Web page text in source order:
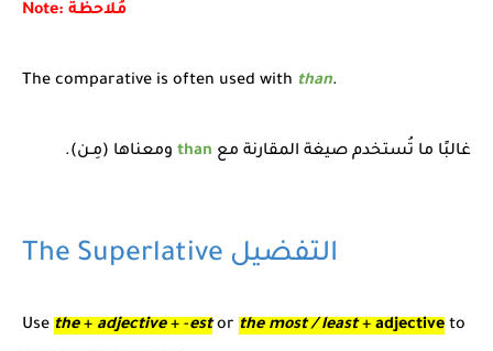
Note: مُلاحظة
The comparative is often used with than.
غالبًا ما تُستخدم صيغة المقارنة مع than ومعناها (مِـن).
The Superlative التفضيل
Use the+ adjective+ -est or the most / least+ adjective to